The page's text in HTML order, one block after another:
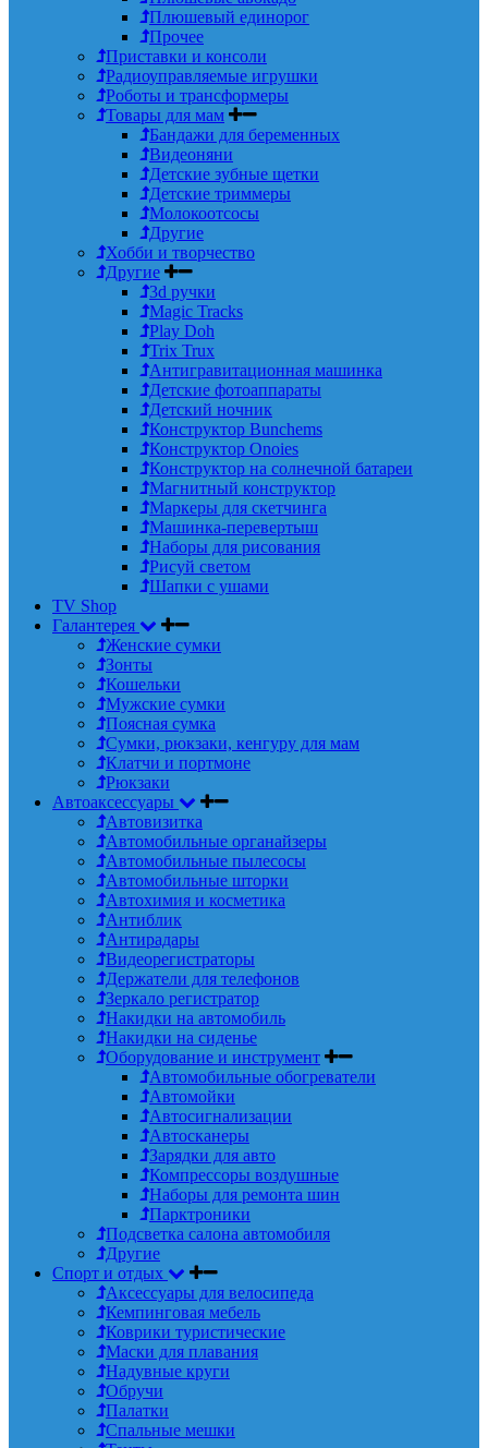
Плюшевый единорог
Прочее
Приставки и консоли
Радиоуправляемые игрушки
Роботы и трансформеры
Товары для мам
Бандажи для беременных
Видеоняни
Детские зубные щетки
Детские триммеры
Молокоотсосы
Другие
Хобби и творчество
Другие
3d ручки
Magic Tracks
Play Doh
Trix Trux
Антигравитационная машинка
Детские фотоаппараты
Детский ночник
Конструктор Bunchems
Конструктор Onoies
Конструктор на солнечной батареи
Магнитный конструктор
Маркеры для скетчинга
Машинка-перевертыш
Наборы для рисования
Рисуй светом
Шапки с ушами
TV Shop
Галантерея
Женские сумки
Зонты
Кошельки
Мужские сумки
Поясная сумка
Сумки, рюкзаки, кенгуру для мам
Клатчи и портмоне
Рюкзаки
Автоаксессуары
Автовизитка
Автомобильные органайзеры
Автомобильные пылесосы
Автомобильные шторки
Автохимия и косметика
Антиблик
Антирадары
Видеорегистраторы
Держатели для телефонов
Зеркало регистратор
Накидки на автомобиль
Накидки на сиденье
Оборудование и инструмент
Автомобильные обогреватели
Автомойки
Автосигнализации
Автосканеры
Зарядки для авто
Компрессоры воздушные
Наборы для ремонта шин
Парктроники
Подсветка салона автомобиля
Другие
Спорт и отдых
Аксессуары для велосипеда
Кемпинговая мебель
Коврики туристические
Маски для плавания
Надувные круги
Обручи
Палатки
Спальные мешки